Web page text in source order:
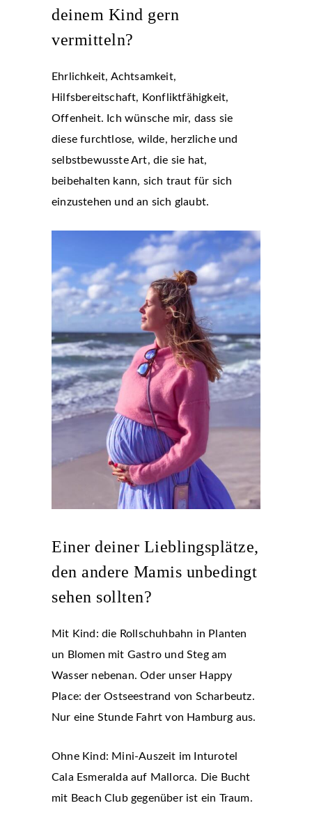
deinem Kind gern
vermitteln?
Ehrlichkeit, Achtsamkeit,
Hilfsbereitschaft, Konfliktfähigkeit,
Offenheit. Ich wünsche mir, dass sie
diese furchtlose, wilde, herzliche und
selbstbewusste Art, die sie hat,
beibehalten kann, sich traut für sich
einzustehen und an sich glaubt.
Einer deiner Lieblingsplätze,
den andere Mamis unbedingt
sehen sollten?
Mit Kind: die Rollschuhbahn in Planten
un Blomen mit Gastro und Steg am
Wasser nebenan. Oder unser Happy
Place: der Ostseestrand von Scharbeutz.
Nur eine Stunde Fahrt von Hamburg aus.
Ohne Kind: Mini-Auszeit im Inturotel
Cala Esmeralda auf Mallorca. Die Bucht
mit Beach Club gegenüber ist ein Traum.